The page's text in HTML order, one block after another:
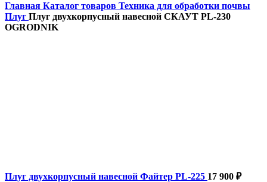
Главная Каталог товаров Техника для обработки почвы
Плуг Плуг двухкорпусный навесной СКАУТ PL-230
OGRODNIK
Плуг двухкорпусный навесной Файтер PL-225 17 900 ₽